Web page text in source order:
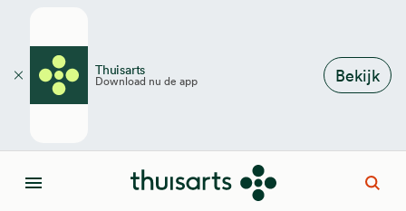
Thuisarts
Download nu de app Bekijk
Sluiten
Menu